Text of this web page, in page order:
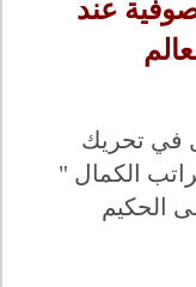
عند
في تحريك
الكمال "
الحكيم